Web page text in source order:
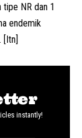
tipe NR dan 1
endemik
[Itn]
instantly!